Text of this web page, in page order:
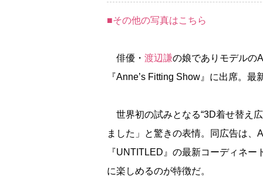
■その他の写真はこちら
俳優・ 渡辺謙の娘でありモデルの
『Anne’s Fitting Show』に出席。
世界初の試みとなる“3D着せ替え
ました」と驚きの表情。同広告は
『UNTITLED』の最新コーディネ
に楽しめるのが特徴だ。